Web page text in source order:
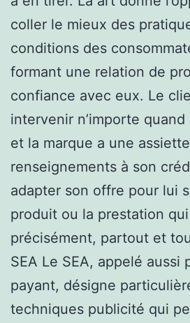
coller le mieux des
conditions des
formant une relation de
confiance avec eux. Le
intervenir n’importe
et la marque a une
renseignements à son
adapter son offre pour lui
produit ou la prestation
précisément, partout et
SEA Le SEA, appelé aussi
payant, désigne
techniques publicité qui